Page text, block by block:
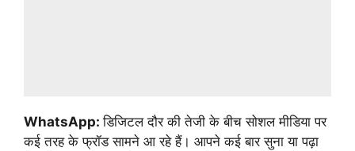
WhatsApp:डिजिटल दौर की तेजी के बीच सोशल मीडिया पर
कई तरह के फ्रॉड सामने आ रहे हैं। आपने कई बार सुना या पढ़ा